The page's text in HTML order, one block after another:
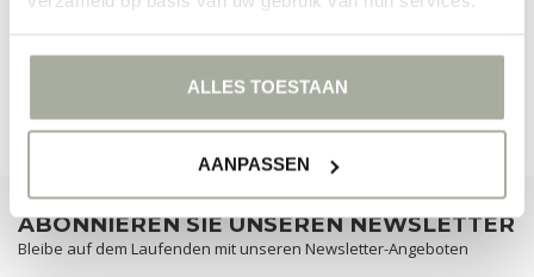
ALLES TOESTAAN
AANPASSEN
WEITER EINKAUFEN
ABONNIEREN SIE UNSEREN NEWSLETTER
Bleibe auf dem Laufenden mit unseren Newsletter-Angeboten